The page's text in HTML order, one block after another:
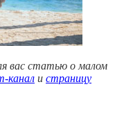
вас статью о малом
канал и страницу